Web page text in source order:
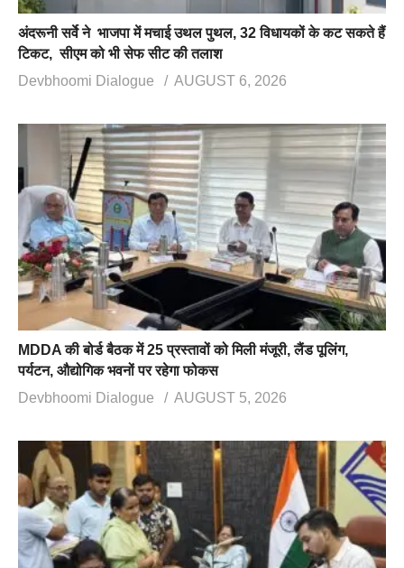
अंदरूनी सर्वे ने भाजपा में मचाई उथल पुथल, 32 विधायकों के कट सकते हैं
टिकट, सीएम को भी सेफ सीट की तलाश
Devbhoomi Dialogue
AUGUST 6, 2026
MDDA की बोर्ड बैठक में 25 प्रस्तावों को मिली मंजूरी, लैंड पूलिंग,
पर्यटन, औद्योगिक भवनों पर रहेगा फोकस
Devbhoomi Dialogue
AUGUST 5, 2026